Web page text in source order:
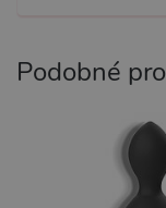
Podobné